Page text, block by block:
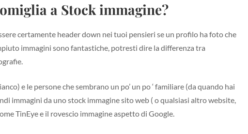
a Stock immagine?
certamente header down nei tuoi pensieri se un profilo ha foto che
immagini sono fantastiche, potresti dire la differenza tra
e le persone che sembrano un po’ un po ‘ familiare (da quando hai
immagini da uno stock immagine sito web ( o qualsiasi altro website,
TinEye e il rovescio immagine aspetto di Google.